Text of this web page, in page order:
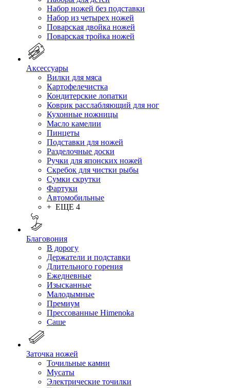
Набор ножей без подставки
Набор из четырех ножей
Поварская двойка ножей
Поварская тройка ножей
Аксессуары
Вилки для мяса
Картофелечистка
Кондитерские лопатки
Коврик расслабляющий для ног
Кухонные ножницы
Масло камелии
Пинцеты
Подставки для ножей
Разделочные доски
Ручки для японских ножей
Скребок для чистки рыбы
Сумки скрутки
Фартуки
Автомобильные
+ ЕЩЕ 4
Благовония
В дорогу
Держатели и подставки
Длительного горения
Ежедневные
Изысканные
Малодымные
Премиум
Прессованные Himenoka
Саше
Заточка ножей
Точильные камни
Мусаты
Электрические точилки